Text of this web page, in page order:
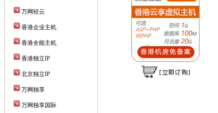
万网轻云
香港企业主机
香港全能主机
香港独立IP
北京独立IP
万网独享
万网独享国际